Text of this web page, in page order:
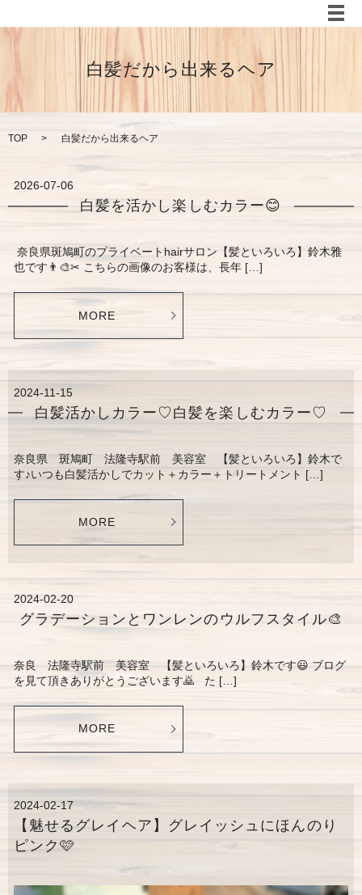
メ
白髪だから出来るヘア
TOP 白髪だから出来るヘア
2026-07-06
白髪を活かし楽しむカラー😊
奈良県斑鳩町のプライベートhairサロン【髪といろいろ】鈴木雅
也です👨‍🎨✂︎ こちらの画像のお客様は、長年 […]
MORE
2024-11-15
白髪活かしカラー♡白髪を楽しむカラー♡
奈良県 斑鳩町 法隆寺駅前 美容室 【髪といろいろ】鈴木で
す♪いつも白髪活かしでカット＋カラー＋トリートメント […]
MORE
2024-02-20
グラデーションとワンレンのウルフスタイル🎨
奈良 法隆寺駅前 美容室 【髪といろいろ】鈴木です😃 ブログ
を見て頂きありがとうございます🙇 た […]
MORE
2024-02-17
【魅せるグレイヘア】グレイッシュにほんのり
ピンク🩷